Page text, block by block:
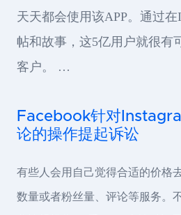
天天都会使用该APP。通过在
帖和故事，这5亿用户就很有
客户。 …
Facebook针对
论的操作提起诉讼
有些人会用自己觉得合适的价格
数量或者粉丝量、评论等服务。